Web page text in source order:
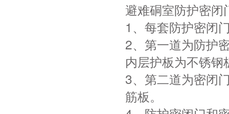
避难硐室防护密闭
1、每套防护密闭
2、第一道为防护
内层护板为不锈
3、第二道为密闭
筋板。